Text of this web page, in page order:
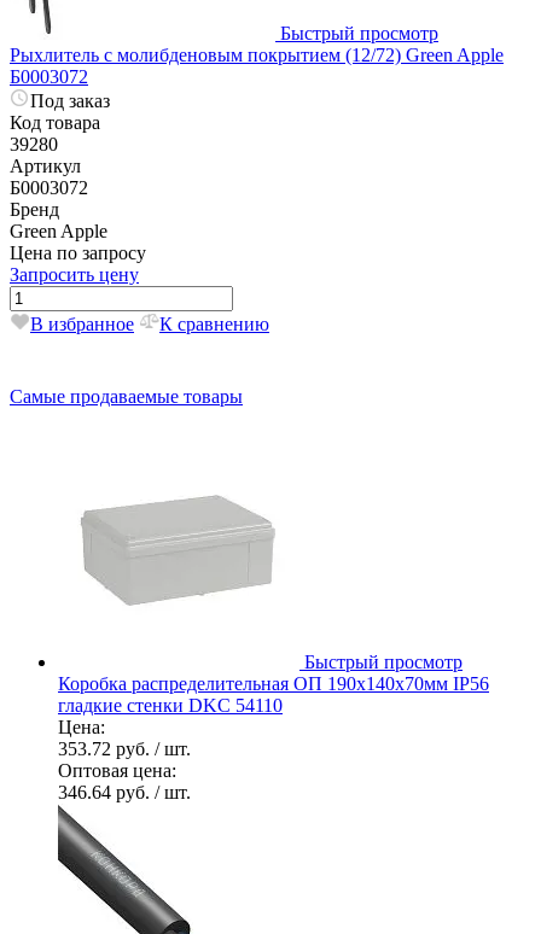
Быстрый просмотр
Рыхлитель с молибденовым покрытием (12/72) Green Apple
Б0003072
Под заказ
Код товара
39280
Артикул
Б0003072
Бренд
Green Apple
Цена по запросу
Запросить цену
В избранное К сравнению
Самые продаваемые товары
Быстрый просмотр
Коробка распределительная ОП 190х140х70мм IP56
гладкие стенки DKC 54110
Цена:
353.72 руб. / шт.
Оптовая цена:
346.64 руб. / шт.